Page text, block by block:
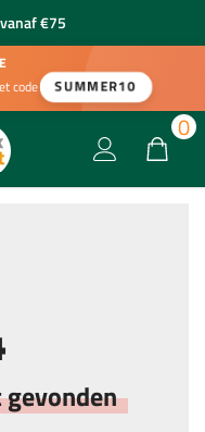
€75
code
SUMMER10
00